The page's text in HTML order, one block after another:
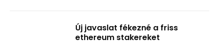
Új javaslat fékezné a friss
ethereum stakereket